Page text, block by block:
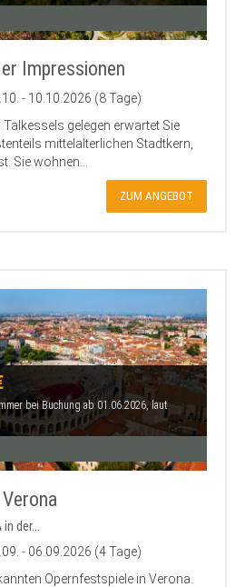
Impressionen
- 10.10.2026 (8 Tage)
gelegen erwartet Sie
mittelalterlichen Stadtkern,
Sie wohnen...
ZUM ANGEBOT
bei Buchung ab 01.06.2026, laut
der...
- 06.09.2026 (4 Tage)
Opernfestspiele in Verona.